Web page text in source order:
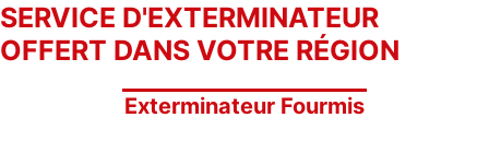
SERVICE D'EXTERMINATEUR
OFFERT DANS VOTRE RÉGION
Exterminateur Fourmis